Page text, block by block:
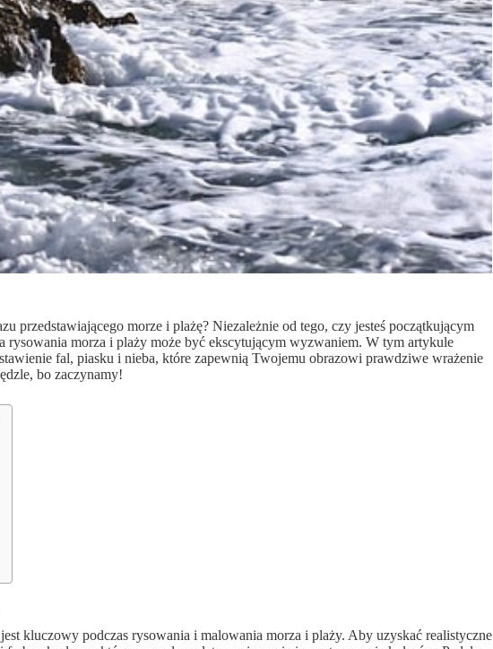
przedstawiającego morze i plażę? Niezależnie od tego, czy jesteś początkującym
rysowania morza i plaży może być ekscytującym wyzwaniem. W tym artykule
fal, piasku i nieba, które zapewnią Twojemu obrazowi prawdziwe wrażenie
bo zaczynamy!
kluczowy podczas rysowania i malowania morza i plaży. Aby uzyskać realistyczne